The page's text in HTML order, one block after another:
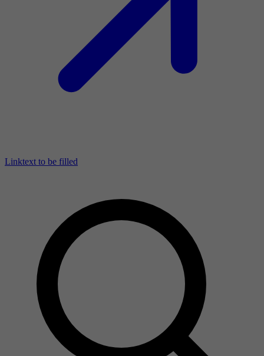
Linktext to be filled